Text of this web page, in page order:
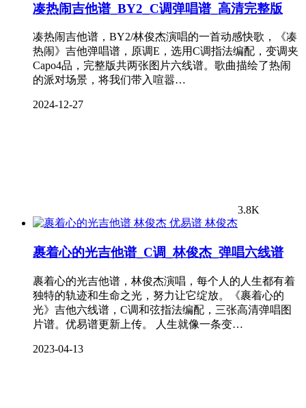
凑热闹吉他谱_BY2_C调弹唱谱_高清完整版
凑热闹吉他谱，BY2/林俊杰演唱的一首动感快歌，《凑
热闹》吉他弹唱谱，原调E，选用C调指法编配，变调夹
Capo4品，完整版共两张图片六线谱。歌曲描绘了热闹
的派对场景，将我们带入喧嚣…
2024-12-27
3.8K
林俊杰
裹着心的光吉他谱_C调_林俊杰_弹唱六线谱
裹着心的光吉他谱，林俊杰演唱，每个人的人生都有着
独特的轨迹和生命之光，努力让它绽放。《裹着心的
光》吉他六线谱，C调和弦指法编配，三张高清弹唱图
片谱。优易谱更新上传。 人生就像一条变…
2023-04-13